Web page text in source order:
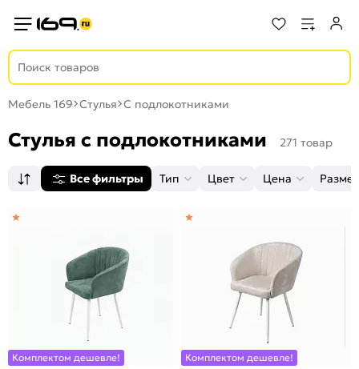
Мебель 169 Стулья С подлокотниками
Стулья с подлокотниками 271 товар
Все фильтры Тип Цвет Цена
Комплектом дешевле!
Комплектом дешевле!